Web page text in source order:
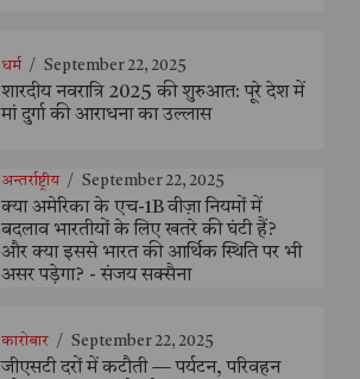
धर्म / September 22, 2025
शारदीय नवरात्रि 2025 की शुरुआत: पूरे देश में
मां दुर्गा की आराधना का उल्लास
अन्तर्राष्ट्रीय / September 22, 2025
क्या अमेरिका के एच-1B वीज़ा नियमों में
बदलाव भारतीयों के लिए खतरे की घंटी हैं?
और क्या इससे भारत की आर्थिक स्थिति पर भी
असर पड़ेगा? - संजय सक्सैना
कारोबार / September 22, 2025
जीएसटी दरों में कटौती — पर्यटन, परिवहन